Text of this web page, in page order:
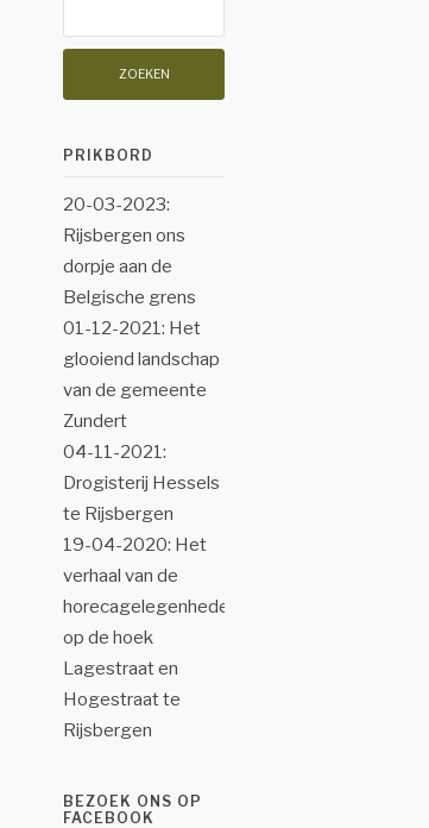
PRIKBORD
20-03-2023:
Rijsbergen ons
dorpje aan de
Belgische grens
01-12-2021: Het
glooiend landschap
van de gemeente
Zundert
04-11-2021:
Drogisterij Hessels
te Rijsbergen
19-04-2020: Het
verhaal van de
horecagelegenheden
op de hoek
Lagestraat en
Hogestraat te
Rijsbergen
BEZOEK ONS OP
FACEBOOK